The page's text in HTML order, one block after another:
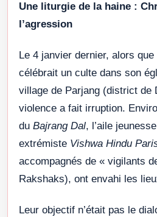
Une liturgie de la haine :
l’agression
Le 4 janvier dernier, alors
célébrait un culte dans son
village de Parjang (district de
violence a fait irruption.
du Bajrang Dal, l’aile
extrémiste Vishwa Hindu
accompagnés de « vigilants
Rakshaks), ont envahi les
Leur objectif n’était pas le